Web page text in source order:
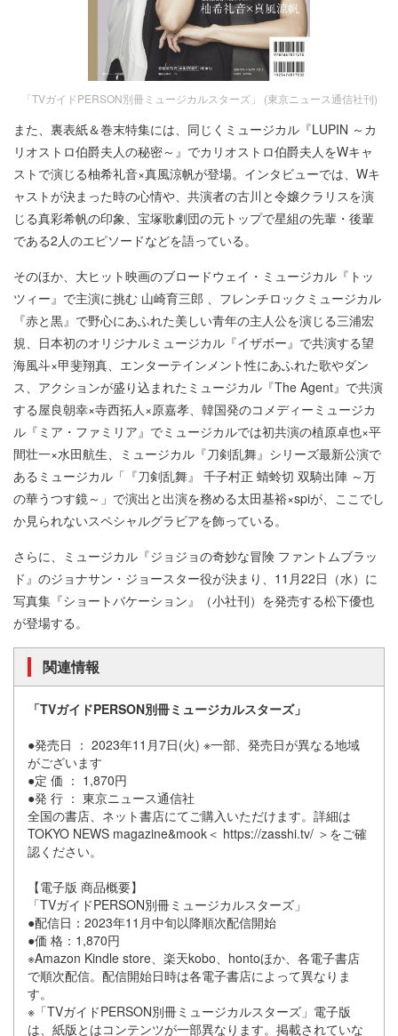
「TVガイドPERSON別冊ミュージカルスターズ」 (東京ニュース通信社刊)
また、裏表紙＆巻末特集には、同じくミュージカル『LUPIN ～カ
リオストロ伯爵夫人の秘密～』でカリオストロ伯爵夫人をWキャ
ストで演じる柚希礼音×真風涼帆が登場。インタビューでは、Wキ
ャストが決まった時の心情や、共演者の古川と令嬢クラリスを演
じる真彩希帆の印象、宝塚歌劇団の元トップで星組の先輩・後輩
である2人のエピソードなどを語っている。
そのほか、大ヒット映画のブロードウェイ・ミュージカル『トッ
ツィー』で主演に挑む 山崎育三郎 、フレンチロックミュージカル
『赤と黒』で野心にあふれた美しい青年の主人公を演じる三浦宏
規、日本初のオリジナルミュージカル『イザボー』で共演する望
海風斗×甲斐翔真、エンターテインメント性にあふれた歌やダン
ス、アクションが盛り込まれたミュージカル『The Agent』で共演
する屋良朝幸×寺西拓人×原嘉孝、韓国発のコメディーミュージカ
ル『ミア・ファミリア』でミュージカルでは初共演の植原卓也×平
間壮一×水田航生、ミュージカル『刀剣乱舞』シリーズ最新公演で
あるミュージカル「『刀剣乱舞』 千子村正 蜻蛉切 双騎出陣 ～万
の華うつす鏡～」で演出と出演を務める太田基裕×spiが、ここでし
か見られないスペシャルグラビアを飾っている。
さらに、ミュージカル『ジョジョの奇妙な冒険 ファントムブラッ
ド』のジョナサン・ジョースター役が決まり、11月22日（水）に
写真集『ショートバケーション』（小社刊）を発売する松下優也
が登場する。
関連情報
「TVガイドPERSON別冊ミュージカルスターズ」
●発売日 ： 2023年11月7日(火) ※一部、発売日が異なる地域
がございます
●定 価 ： 1,870円
●発 行 ： 東京ニュース通信社
全国の書店、ネット書店にてご購入いただけます。詳細は
TOKYO NEWS magazine&mook＜ https://zasshi.tv/ ＞をご確
認ください。
【電子版 商品概要】
「TVガイドPERSON別冊ミュージカルスターズ」
●配信日：2023年11月中旬以降順次配信開始
●価 格：1,870円
※Amazon Kindle store、楽天kobo、hontoほか、各電子書店
で順次配信。配信開始日時は各電子書店によって異なりま
す。
※「TVガイドPERSON別冊ミュージカルスターズ」電子版
は、紙版とはコンテンツが一部異なります。掲載されていな